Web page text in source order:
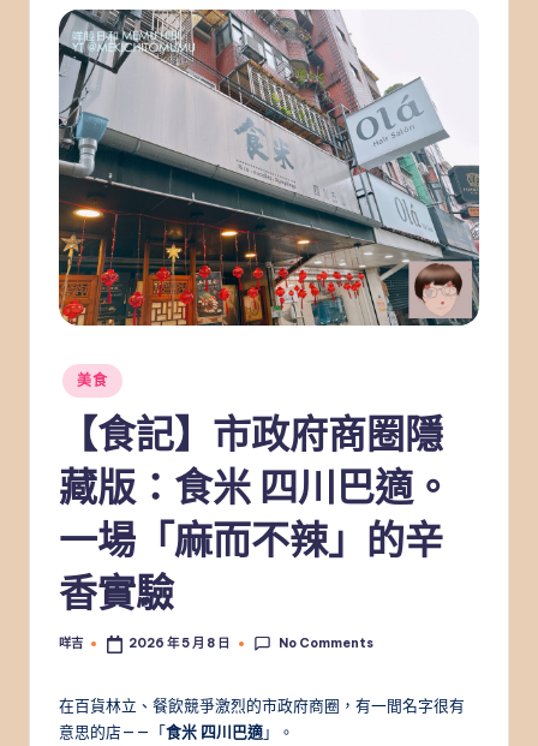
Posted
in
美食
【食記】市政府商圈隱
藏版：食米 四川巴適。
一場「麻而不辣」的辛
香實驗
Posted
咩吉 2026 年 5 月 8 日 No Comments
在百貨林立、餐飲競爭激烈的市政府商圈，有一間名字很有
意思的店——「食米 四川巴適」。